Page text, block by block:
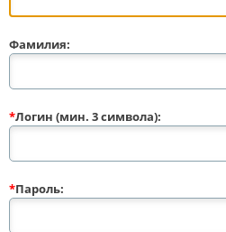
Фамилия:
*Логин (мин. 3 символа):
*Пароль: